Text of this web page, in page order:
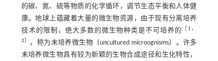
的碳、氮、硫等物质的化学循环，调节生态平衡和人体健
康。地球上蕴藏着大量的微生物资源，由于现有分离培养
技术的限制，绝大多数的微生物种类是不可培养的
1 ，
2
，称为未培养微生物（uncultured microognisms）。许多
未培养微生物具有较为新颖的生物合成途径和生化特性，